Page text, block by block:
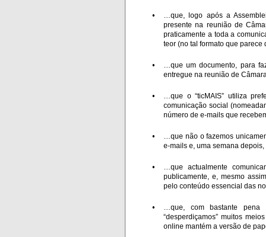
•
…que, logo após a
presente na reunião de
praticamente a toda a
teor (no tal formato que parece
•
…que um documento, para
entregue na reunião de
•
…que o “ticMAIS” utiliza
comunicação social
número de e-mails que
•
…que não o fazemos
e-mails e, uma semana
•
…que actualmente
publicamente, e, mesmo
pelo conteúdo essencial das
•
…que, com bastante pena
“desperdiçamos” muitos
online mantém a versão de